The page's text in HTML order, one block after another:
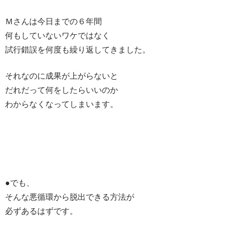
Ｍさんは今日までの６年間
何もしていないワケではなく
試行錯誤を何度も繰り返してきました。
それなのに成果が上がらないと
だれだって何をしたらいいのか
わからなくなってしまいます。
●でも、
そんな悪循環から脱出できる方法が
必ずあるはずです。